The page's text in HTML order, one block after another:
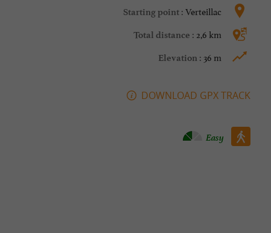
Starting point : Verteillac
Total distance : 2,6 km
Elevation : 36 m
DOWNLOAD GPX TRACK
Walking :
Easy